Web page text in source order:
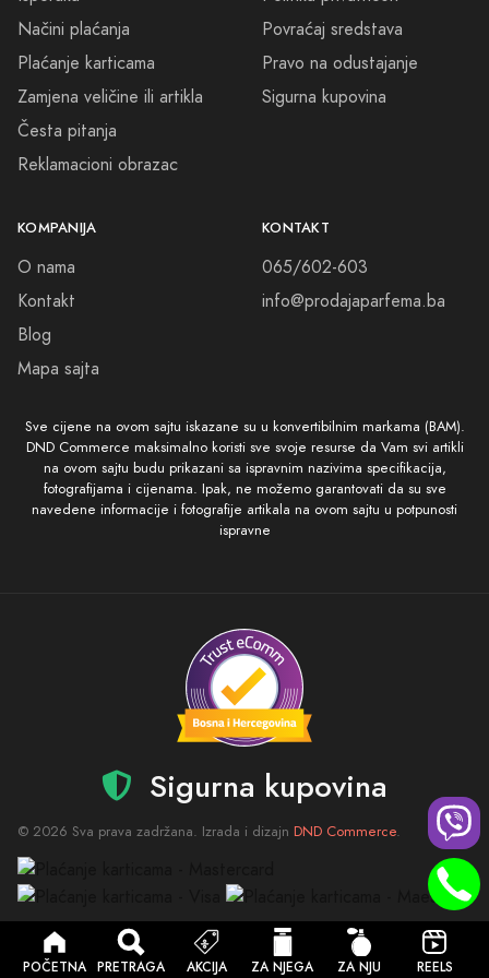
POČETNA PRETRAGA AKCIJA ZA NJEGA ZA NJU REELS
Načini plaćanja
Plaćanje karticama
Zamjena veličine ili artikla
Česta pitanja
Reklamacioni obrazac
Povraćaj sredstava
Pravo na odustajanje
Sigurna kupovina
KOMPANIJA
O nama
Kontakt
Blog
Mapa sajta
KONTAKT
065/602-603
info@prodajaparfema.ba
Sve cijene na ovom sajtu iskazane su u konvertibilnim markama (BAM).
DND Commerce maksimalno koristi sve svoje resurse da Vam svi artikli
na ovom sajtu budu prikazani sa ispravnim nazivima specifikacija,
fotografijama i cijenama. Ipak, ne možemo garantovati da su sve
navedene informacije i fotografije artikala na ovom sajtu u potpunosti
ispravne
Sigurna kupovina
© 2026 Sva prava zadržana. Izrada i dizajn DND Commerce.